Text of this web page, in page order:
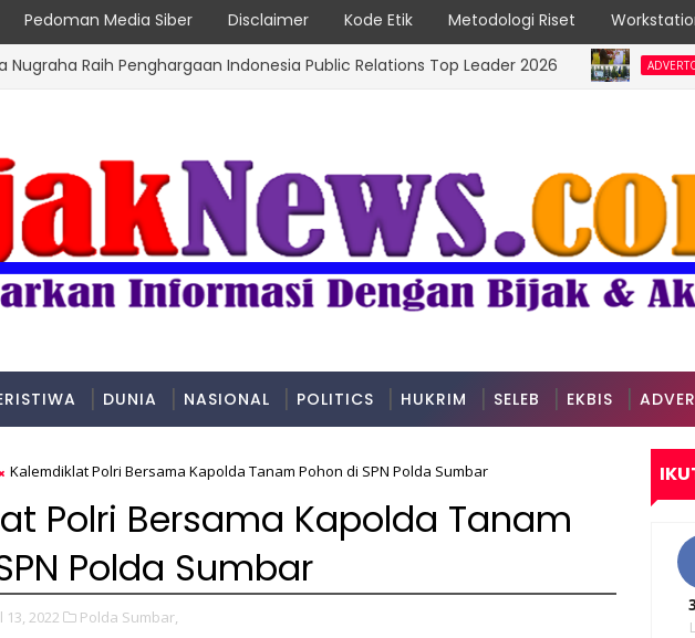
Pedoman Media Siber Disclaimer Kode Etik Metodologi Riset
Raih Penghargaan Indonesia Public Relations Top Leader 2026 ADVERTORIAL
DUNIA NASIONAL POLITICS HUKRIM SELEB EKBIS
Kalemdiklat Polri Bersama Kapolda Tanam Pohon di SPN Polda Sumbar
Polri Bersama Kapolda Tanam
Polda Sumbar
13, 2022 Polda Sumbar,